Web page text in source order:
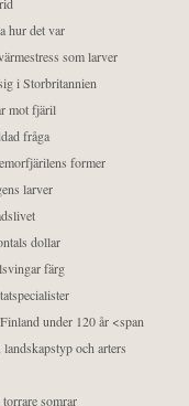
hur det var
som larver
i Storbritannien
mot fjäril
fråga
former
larver
dollar
färg
under 120 år <span
och arters
somrar